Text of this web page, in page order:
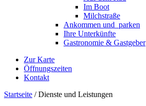
Im Boot
Milchstraße
Ankommen und ­ parken
Ihre Unterkünfte
Gastronomie & Gastgeber
Zur Karte
Öffnungszeiten
Kontakt
Startseite /Dienste und Leistungen